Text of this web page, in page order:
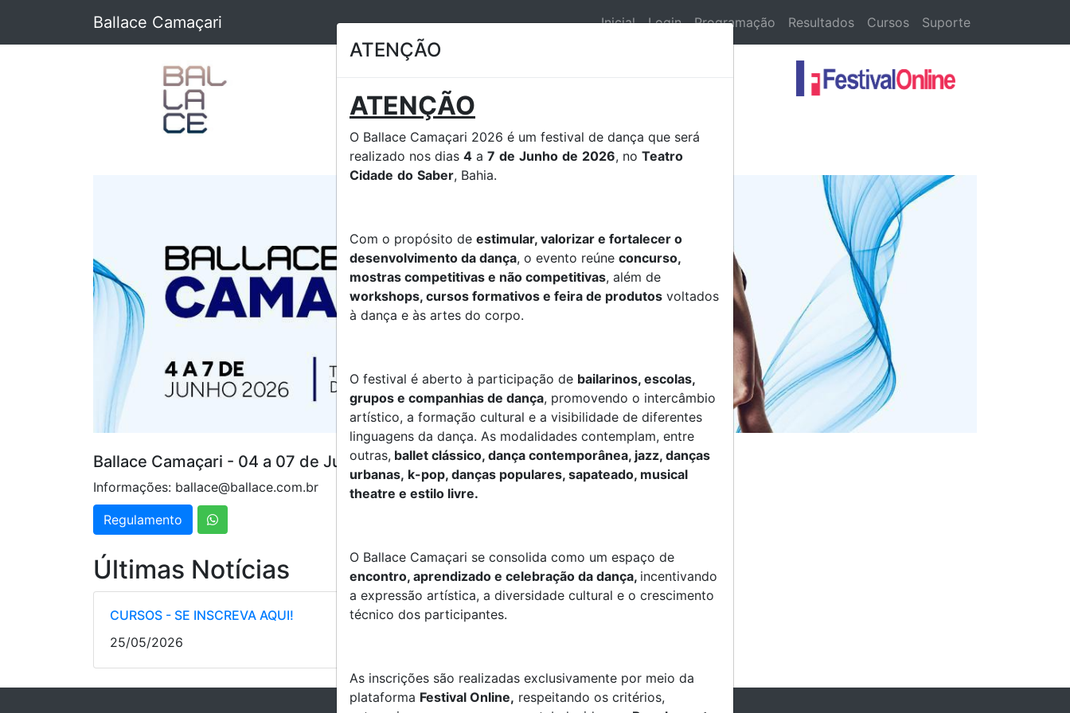
ATENÇÃO
ATENÇÃO
O Ballace Camaçari 2026 é um festival de dança que será
realizado nos dias 4 a 7 de Junho de 2026, no Teatro
Cidade do Saber, Bahia.
Com o propósito de estimular, valorizar e fortalecer o
desenvolvimento da dança, o evento reúne concurso,
mostras competitivas e não competitivas, além de
workshops, cursos formativos e feira de produtos voltados
à dança e às artes do corpo.
O festival é aberto à participação de bailarinos, escolas,
grupos e companhias de dança, promovendo o intercâmbio
artístico, a formação cultural e a visibilidade de diferentes
linguagens da dança. As modalidades contemplam, entre
outras, ballet clássico, dança contemporânea, jazz, danças
urbanas, k-pop, danças populares, sapateado, musical
theatre e estilo livre.
O Ballace Camaçari se consolida como um espaço de
encontro, aprendizado e celebração da dança, incentivando
a expressão artística, a diversidade cultural e o crescimento
técnico dos participantes.
As inscrições são realizadas exclusivamente por meio da
plataforma Festival Online, respeitando os critérios,
Ballace Camaçari Inicial Login Programação Resultados Cursos Suporte
Ballace Camaçari - 04 a 07 de Junho de 2025
Informações: ballace@ballace.com.br
Regulamento
Últimas Notícias
CURSOS - SE INSCREVA AQUI!
25/05/2026